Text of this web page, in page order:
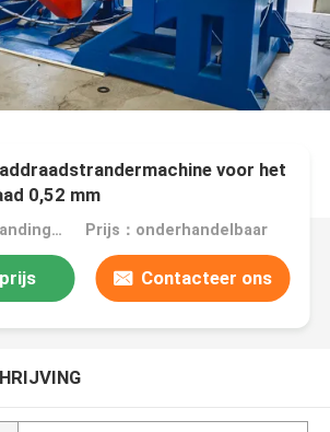
voor het
0,52 mm
MOQ：1 set (Stranding host can be ordered separately) Prijs：onderhandelbaar
Contacteer ons